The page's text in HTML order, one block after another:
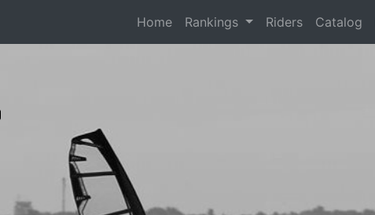
Home(current)
Rankings Riders Catalog